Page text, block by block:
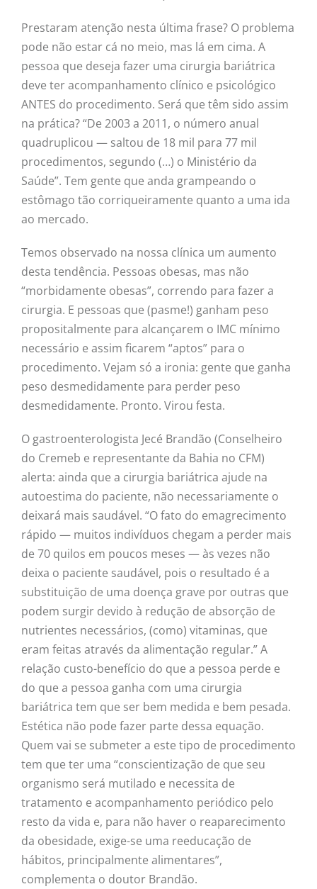
Prestaram atenção nesta última frase? O problema
pode não estar cá no meio, mas lá em cima. A
pessoa que deseja fazer uma cirurgia bariátrica
deve ter acompanhamento clínico e psicológico
ANTES do procedimento. Será que têm sido assim
na prática? “De 2003 a 2011, o número anual
quadruplicou — saltou de 18 mil para 77 mil
procedimentos, segundo (…) o Ministério da
Saúde”. Tem gente que anda grampeando o
estômago tão corriqueiramente quanto a uma ida
ao mercado.
Temos observado na nossa clínica um aumento
desta tendência. Pessoas obesas, mas não
“morbidamente obesas”, correndo para fazer a
cirurgia. E pessoas que (pasme!) ganham peso
propositalmente para alcançarem o IMC mínimo
necessário e assim ficarem “aptos” para o
procedimento. Vejam só a ironia: gente que ganha
peso desmedidamente para perder peso
desmedidamente. Pronto. Virou festa.
O gastroenterologista Jecé Brandão (Conselheiro
do Cremeb e representante da Bahia no CFM)
alerta: ainda que a cirurgia bariátrica ajude na
autoestima do paciente, não necessariamente o
deixará mais saudável. “O fato do emagrecimento
rápido — muitos indivíduos chegam a perder mais
de 70 quilos em poucos meses — às vezes não
deixa o paciente saudável, pois o resultado é a
substituição de uma doença grave por outras que
podem surgir devido à redução de absorção de
nutrientes necessários, (como) vitaminas, que
eram feitas através da alimentação regular.” A
relação custo-benefício do que a pessoa perde e
do que a pessoa ganha com uma cirurgia
bariátrica tem que ser bem medida e bem pesada.
Estética não pode fazer parte dessa equação.
Quem vai se submeter a este tipo de procedimento
tem que ter uma “conscientização de que seu
organismo será mutilado e necessita de
tratamento e acompanhamento periódico pelo
resto da vida e, para não haver o reaparecimento
da obesidade, exige-se uma reeducação de
hábitos, principalmente alimentares”,
complementa o doutor Brandão.